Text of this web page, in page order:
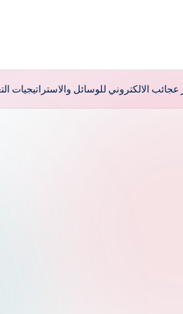
الالكتروني للوسائل والاستراتيجيات